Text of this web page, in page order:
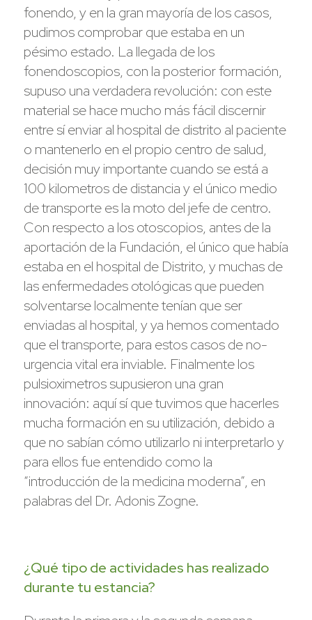
fonendo, y en la gran mayoría de los casos,
pudimos comprobar que estaba en un
pésimo estado. La llegada de los
fonendoscopios, con la posterior formación,
supuso una verdadera revolución: con este
material se hace mucho más fácil discernir
entre sí enviar al hospital de distrito al paciente
o mantenerlo en el propio centro de salud,
decisión muy importante cuando se está a
100 kilometros de distancia y el único medio
de transporte es la moto del jefe de centro.
Con respecto a los otoscopios, antes de la
aportación de la Fundación, el único que había
estaba en el hospital de Distrito, y muchas de
las enfermedades otológicas que pueden
solventarse localmente tenían que ser
enviadas al hospital, y ya hemos comentado
que el transporte, para estos casos de no-
urgencia vital era inviable. Finalmente los
pulsioximetros supusieron una gran
innovación: aquí sí que tuvimos que hacerles
mucha formación en su utilización, debido a
que no sabían cómo utilizarlo ni interpretarlo y
para ellos fue entendido como la
“introducción de la medicina moderna”, en
palabras del Dr. Adonis Zogne.
¿Qué tipo de actividades has realizado
durante tu estancia?